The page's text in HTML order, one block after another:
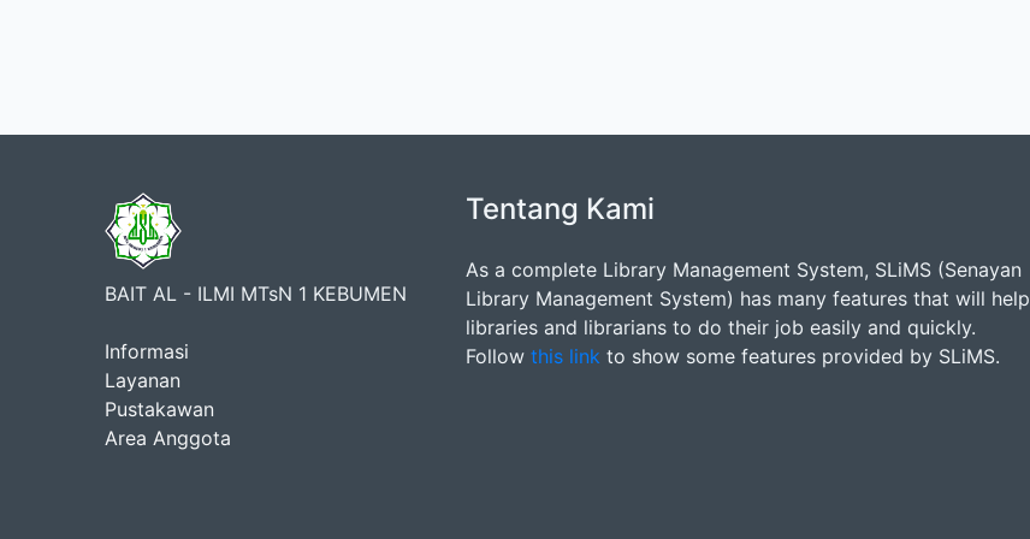
BAIT AL - ILMI MTsN 1 KEBUMEN
Informasi
Layanan
Pustakawan
Area Anggota
Tentang Kami
As a complete Library Management System, SLiMS (Senayan
Library Management System) has many features that will help
libraries and librarians to do their job easily and quickly.
Follow this link to show some features provided by SLiMS.